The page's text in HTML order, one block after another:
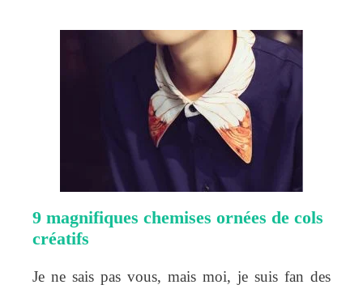
9 magnifiques chemises ornées de cols
créatifs
Je ne sais pas vous, mais moi, je suis fan des